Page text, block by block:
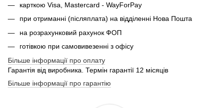
карткою Visa, Mastercard - WayForPay
при отриманні (післяплата) на відділенні Нова Пошта
на розрахунковий рахунок ФОП
готівкою при самовивезенні з офісу
Більше інформації про оплату
Гарантія від виробника. Термін гарантії 12 місяців
Більше інформації про гарантію